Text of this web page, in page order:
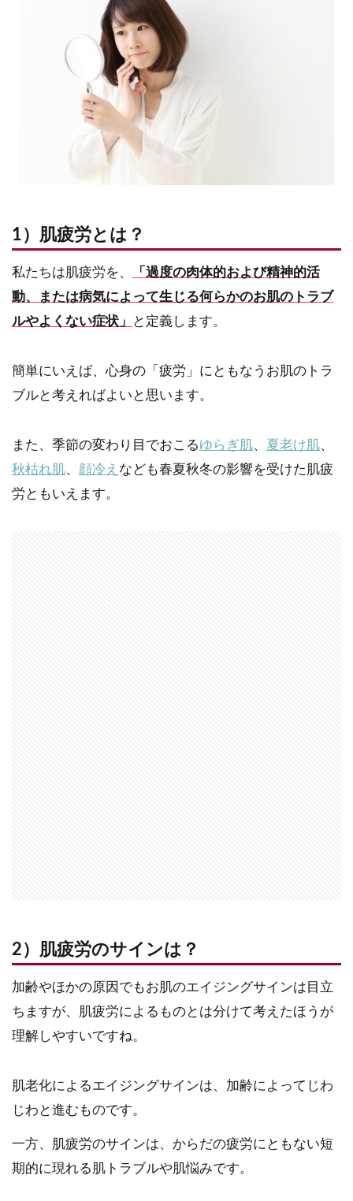
1）肌疲労とは？
私たちは肌疲労を、
「過度の肉体的および精神的活
動、または病気によって生じる何らかのお肌のトラブ
ルやよくない症状」
と定義します。
簡単にいえば、心身の「疲労」にともなうお肌のトラ
ブルと考えればよいと思います。
また、季節の変わり目でおこるゆらぎ肌、 夏老け肌、
秋枯れ肌、 顔冷え なども春夏秋冬の影響を受けた肌疲
労ともいえます。
2）肌疲労のサインは？
加齢やほかの原因でもお肌のエイジングサインは目立
ちますが、肌疲労によるものとは分けて考えたほうが
理解しやすいですね。
肌老化によるエイジングサインは、加齢によってじわ
じわと進むものです。
一方、肌疲労のサインは、からだの疲労にともない短
期的に現れる肌トラブルや肌悩みです。